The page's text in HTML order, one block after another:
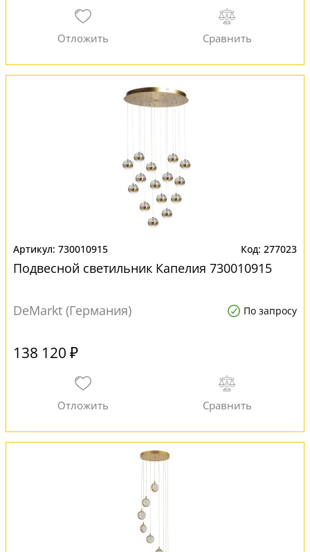
730010915 277023
Подвесной светильник Капелия 730010915
DeMarkt (Германия) По запросу
138 120 ₽